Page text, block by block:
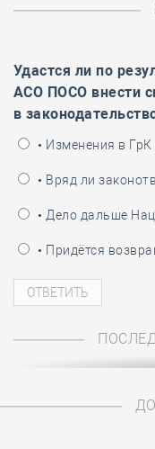
Удастся ли по
АСО ПОСО внести
в
• Изменения в
• Вряд ли
• Дело дальше
• Придётся